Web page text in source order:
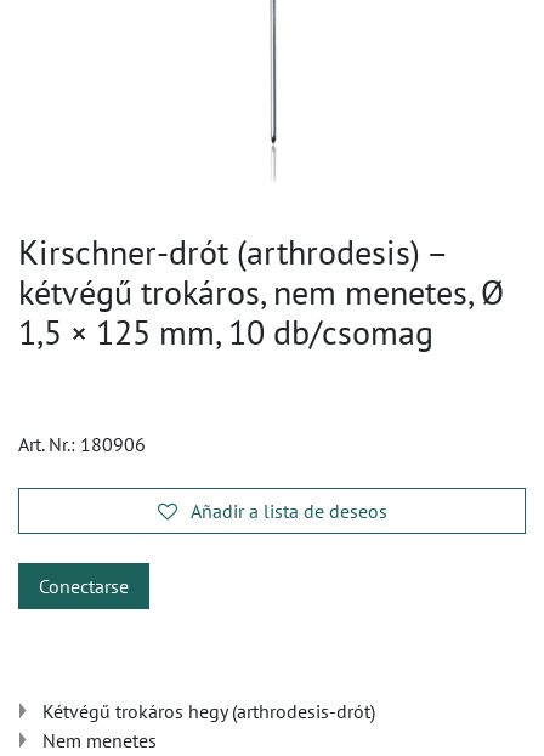
Kirschner-drót (arthrodesis) –
kétvégű trokáros, nem menetes, Ø
1,5 × 125 mm, 10 db/csomag
Art. Nr.: 180906
Añadir a lista de deseos
Conectarse
Kétvégű trokáros hegy (arthrodesis-drót)
Nem menetes